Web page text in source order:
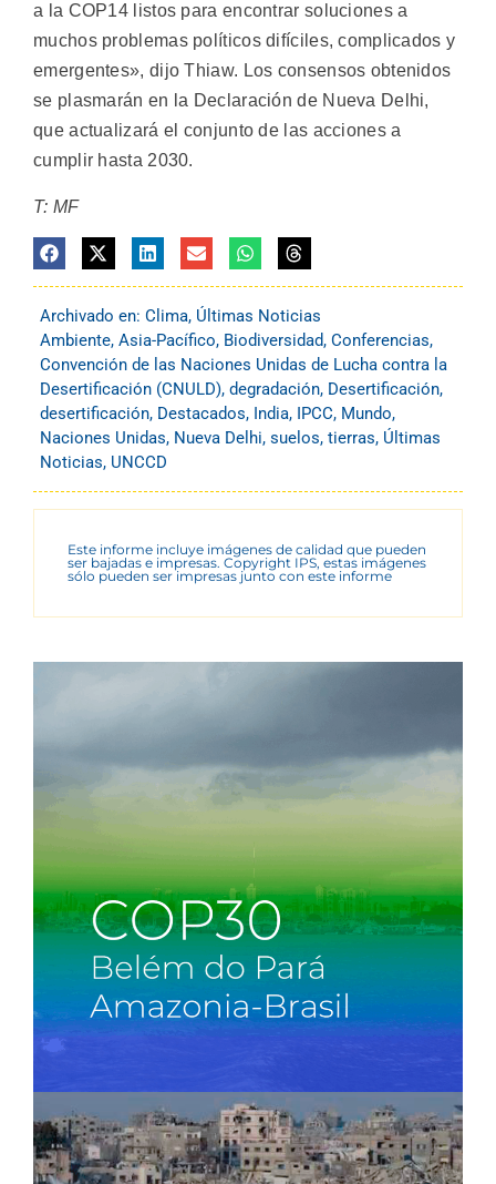
a la COP14 listos para encontrar soluciones a
muchos problemas políticos difíciles, complicados y
emergentes», dijo Thiaw. Los consensos obtenidos
se plasmarán en la Declaración de Nueva Delhi,
que actualizará el conjunto de las acciones a
cumplir hasta 2030.
T: MF
Archivado en: Clima, Últimas Noticias
Ambiente, Asia-Pacífico, Biodiversidad, Conferencias,
Convención de las Naciones Unidas de Lucha contra la
Desertificación (CNULD), degradación, Desertificación,
desertificación, Destacados, India, IPCC, Mundo,
Naciones Unidas, Nueva Delhi, suelos, tierras, Últimas
Noticias, UNCCD
Este informe incluye imágenes de calidad que pueden
ser bajadas e impresas. Copyright IPS, estas imágenes
sólo pueden ser impresas junto con este informe